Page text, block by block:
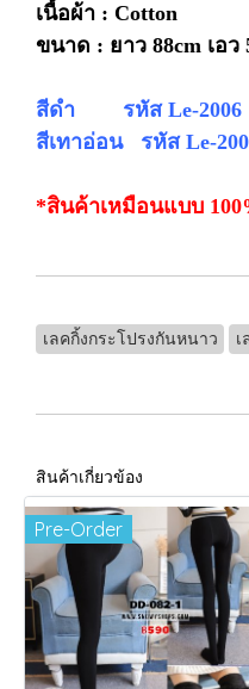
เนื้อผ้า : Cotton
ขนาด : ยาว 88cm เอว
สีดำ รหัส Le-2006
สีเทาอ่อน รหัส Le-
*สินค้าเหมือนแบบ
เลคกิ้งกระโปรงกันหนาว
สินค้าเกี่ยวข้อง
Pre-Order